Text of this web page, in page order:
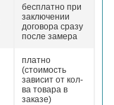
бесплатно при
заключении
договора сразу
после замера
платно
(стоимость
зависит от кол-
ва товара в
заказе)